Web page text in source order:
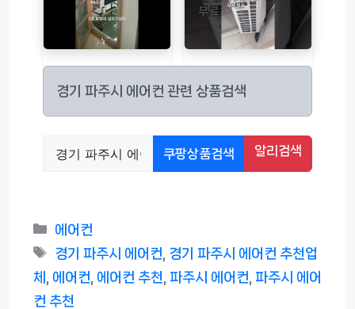
경기 파주시 에어컨 관련 상품검색
쿠팡상품검색 알리검색
카
테
리
에어컨
태
그
경기 파주시 에어컨 경기 파주시 에어컨 추천업
체
에어컨 에어컨 추천 파주시 에어컨 파주시 에어
컨 추천